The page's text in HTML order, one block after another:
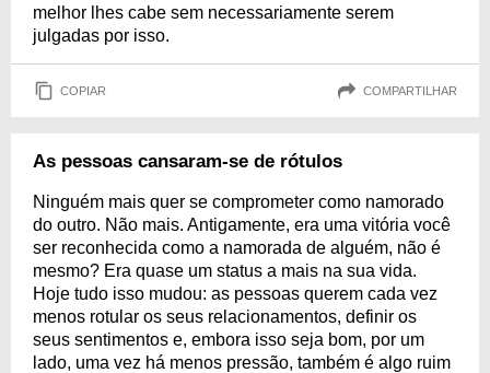
melhor lhes cabe sem necessariamente serem
julgadas por isso.
COPIAR COMPARTILHAR
As pessoas cansaram-se de rótulos
Ninguém mais quer se comprometer como namorado
do outro. Não mais. Antigamente, era uma vitória você
ser reconhecida como a namorada de alguém, não é
mesmo? Era quase um status a mais na sua vida.
Hoje tudo isso mudou: as pessoas querem cada vez
menos rotular os seus relacionamentos, definir os
seus sentimentos e, embora isso seja bom, por um
lado, uma vez há menos pressão, também é algo ruim